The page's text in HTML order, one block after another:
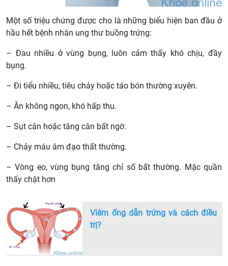
Một số triệu chứng được cho là những biểu hiện ban đầu ở
hầu hết bệnh nhân ung thư buồng trứng:
– Đau nhiều ở vùng bụng, luôn cảm thấy khó chịu, đầy
bụng.
– Đi tiểu nhiều, tiêu chảy hoặc táo bón thường xuyên.
– Ăn không ngon, khó hấp thu.
– Sụt cân hoặc tăng cân bất ngờ.
– Chảy máu âm đạo thất thường.
– Vòng eo, vùng bụng tăng chỉ số bất thường. Mặc quần
thấy chật hơn
Viêm ống dẫn trứng và cách điều
trị?